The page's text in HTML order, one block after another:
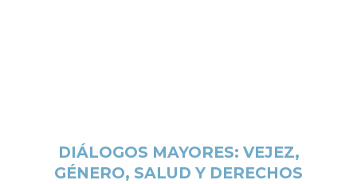
DIÁLOGOS MAYORES: VEJEZ,
GÉNERO, SALUD Y DERECHOS